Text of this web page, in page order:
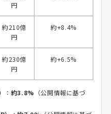
円
約210億
円
約+8.4%
約230億
円
約+6.5%
： 約3.8% （公開情報に基づ